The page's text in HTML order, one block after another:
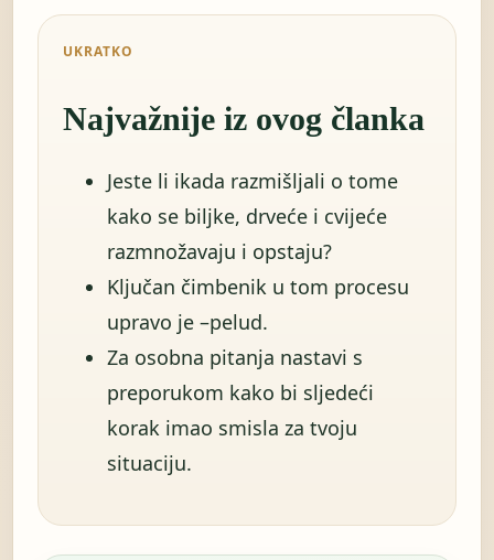
UKRATKO
Najvažnije iz ovog članka
Jeste li ikada razmišljali o tome
kako se biljke, drveće i cvijeće
razmnožavaju i opstaju?
Ključan čimbenik u tom procesu
upravo je –pelud.
Za osobna pitanja nastavi s
preporukom kako bi sljedeći
korak imao smisla za tvoju
situaciju.